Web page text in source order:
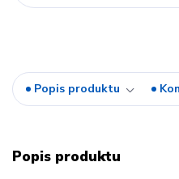
Popis produktu
Popis produktu